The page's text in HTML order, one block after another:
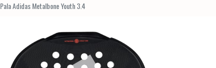
Pala Adidas Metalbone Youth 3.4